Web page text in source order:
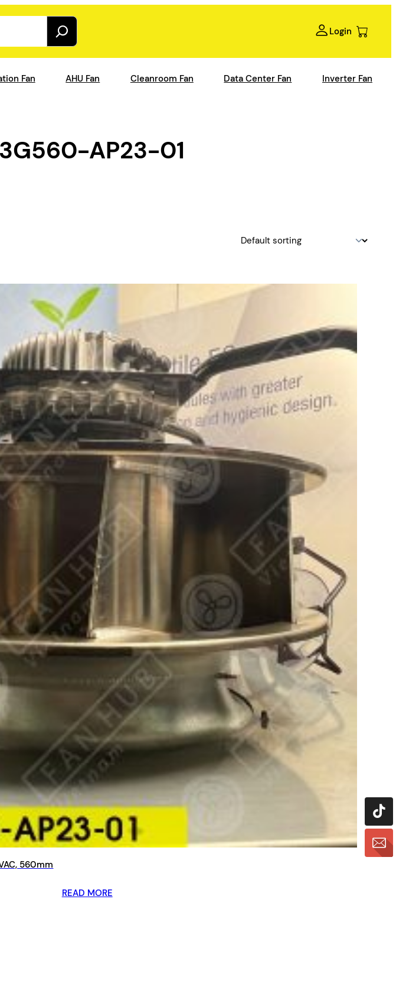
Login
Fan AHU Fan Cleanroom Fan Data Center Fan Inverter Fan
AP23-01
560mm
READ MORE